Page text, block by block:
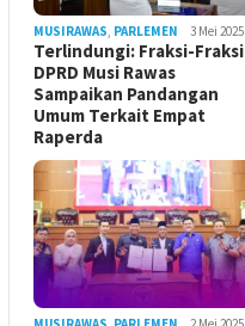
MUSIRAWAS PARLEMEN 3 Mei 2025
Terlindungi: Fraksi-Fraksi
DPRD Musi Rawas
Sampaikan Pandangan
Umum Terkait Empat
Raperda